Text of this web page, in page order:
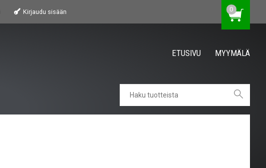
Kirjaudu sisään 0
ETUSIVU MYYMÄLÄ